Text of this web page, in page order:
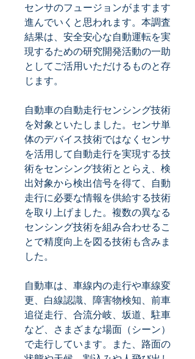
センサのフュージョンがますます
進んでいくと思われます。本調査
結果は、安全安心な自動運転を実
現するための研究開発活動の一助
としてご活用いただけるものと存
じます。
自動車の自動走行センシング技術
を対象といたしました。センサ単
体のデバイス技術ではなくセンサ
を活用して自動走行を実現する技
術をセンシング技術ととらえ、検
出対象から検出信号を得て、自動
走行に必要な情報を供給する技術
を取り上げました。複数の異なる
センシング技術を組み合わせるこ
とで精度向上を図る技術も含みま
した。
自動車は、車線内の走行や車線変
更、白線認識、障害物検知、前車
追従走行、合流分岐、坂道、駐車
など、さまざまな場面（シーン）
で走行しています。また、路面の